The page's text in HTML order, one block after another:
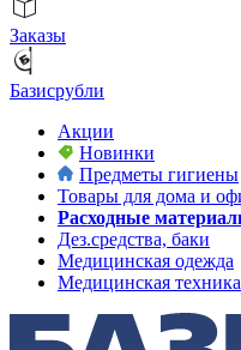
Заказы
Базисрубли
Акции
Новинки
Предметы гигиены
Товары для дома и
Расходные
Дез.средства, баки
Медицинская одежда
Медицинская техника